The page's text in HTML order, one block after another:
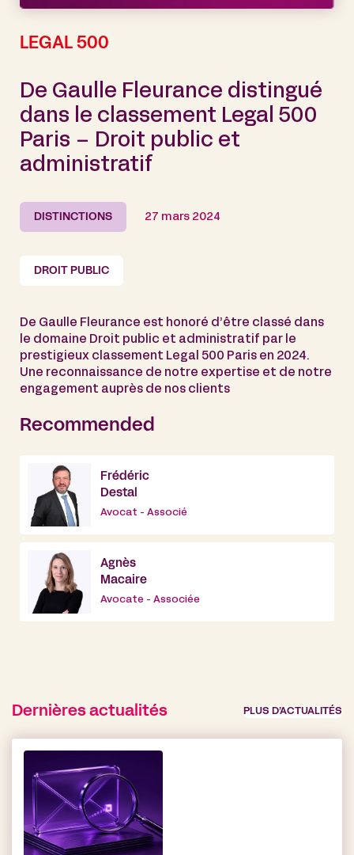
LEGAL 500
De Gaulle Fleurance distingué
dans le classement Legal 500
Paris – Droit public et
administratif
DISTINCTIONS 27 mars 2024
DROIT PUBLIC
De Gaulle Fleurance est honoré d’être classé dans
le domaine Droit public et administratif par le
prestigieux classement Legal 500 Paris en 2024.
Une reconnaissance de notre expertise et de notre
engagement auprès de nos clients
Recommended
Frédéric
Destal
Avocat - Associé
Agnès
Macaire
Avocate - Associée
Dernières actualités PLUS D’ACTUALITÉS